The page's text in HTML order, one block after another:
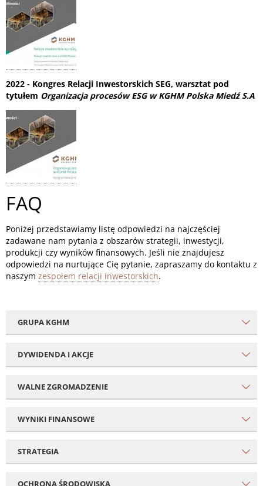
2022 - Kongres Relacji Inwestorskich SEG, warsztat pod
tytułem Organizacja procesów ESG w KGHM Polska Miedź S.A
FAQ
Poniżej przedstawiamy listę odpowiedzi na najczęściej
zadawane nam pytania z obszarów strategii, inwestycji,
produkcji czy wyników finansowych. Jeśli nie znajdujesz
odpowiedzi na nurtujące Cię pytanie, zapraszamy do kontaktu z
naszym zespołem relacji inwestorskich.
GRUPA KGHM
DYWIDENDA I AKCJE
WALNE ZGROMADZENIE
WYNIKI FINANSOWE
STRATEGIA
OCHRONA ŚRODOWISKA